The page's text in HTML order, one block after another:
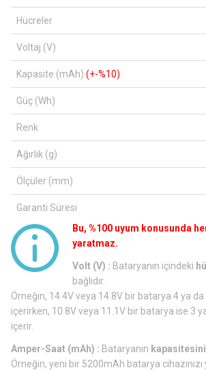
Hücreler
Voltaj (V)
Kapasite (mAh) (+-%10)
Güç (Wh)
Renk
Ağırlık (g)
Ölçüler (mm)
Garanti Süresi
Bu, %100 uyum konusunda
yaratmaz.
Volt (V) : Bataryanın içindeki
bağlıdır.
Örneğin, 14.4V veya 14.8V bir batarya 4 ya
içerirken, 10.8V veya 11.1V bir batarya ise 3
içerir.
Amper-Saat (mAh) : Bataryanın kapasitesini
Örneğin, yeni bir 5200mAh batarya cihazınızı